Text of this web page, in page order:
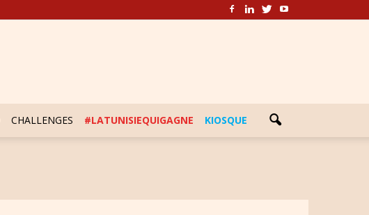
CHALLENGES #LATUNISIEQUIGAGNE KIOSQUE